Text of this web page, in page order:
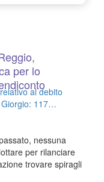
per lo
al debito
117
nessuna
per rilanciare
trovare spiragli